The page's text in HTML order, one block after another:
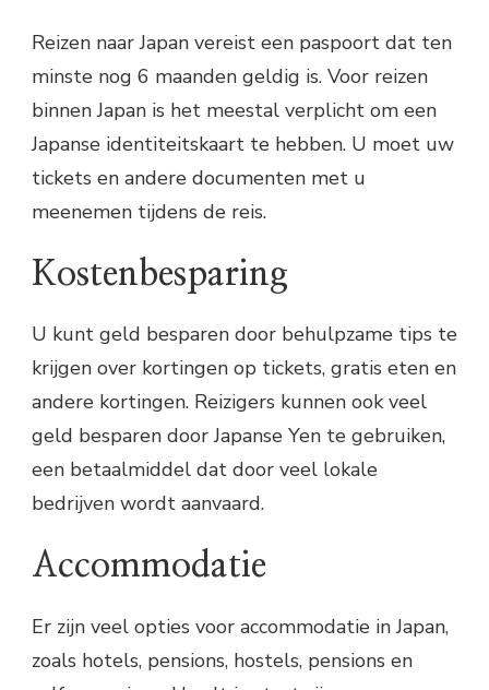
Reizen naar Japan vereist een paspoort dat ten
minste nog 6 maanden geldig is. Voor reizen
binnen Japan is het meestal verplicht om een ​​
Japanse identiteitskaart te hebben. U moet uw
tickets en andere documenten met u
meenemen tijdens de reis.
Kostenbesparing
U kunt geld besparen door behulpzame tips te
krijgen over kortingen op tickets, gratis eten en
andere kortingen. Reizigers kunnen ook veel
geld besparen door Japanse Yen te gebruiken,
een betaalmiddel dat door veel lokale
bedrijven wordt aanvaard.
Accommodatie
Er zijn veel opties voor accommodatie in Japan,
zoals hotels, pensions, hostels, pensions en